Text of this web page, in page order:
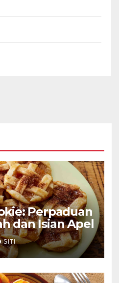
Perpaduan
dan Isian Apel
SITI